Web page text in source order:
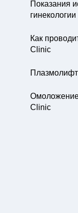
Показания
гинекологии
Как
Clinic
Омоложение
Clinic